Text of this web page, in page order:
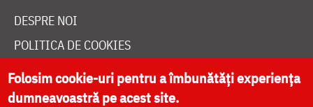
DESPRE NOI
POLITICA DE COOKIES
DONEAZĂ ONLINE PENTRU CATEDRALA NAȚIONALĂ
Folosim cookie-uri pentru a îmbunătăți experiența
dumneavoastră pe acest site.